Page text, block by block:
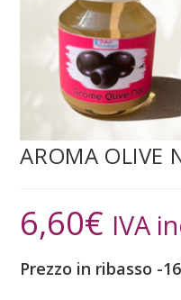
AROMA OLIVE
6,60€ IVA
Prezzo in ribasso -